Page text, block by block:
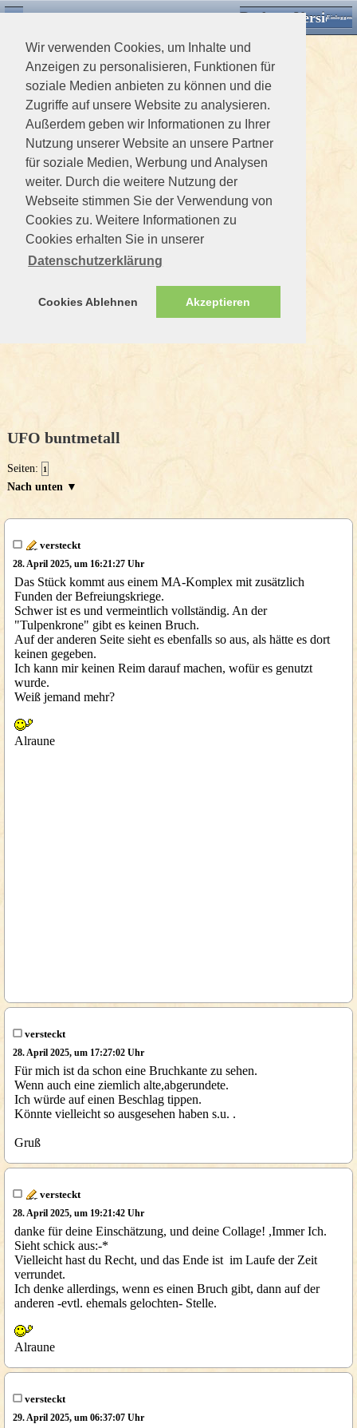
Wir verwenden Cookies, um Inhalte und
Anzeigen zu personalisieren, Funktionen für
soziale Medien anbieten zu können und die
Zugriffe auf unsere Website zu analysieren.
Außerdem geben wir Informationen zu Ihrer
Nutzung unserer Website an unsere Partner
für soziale Medien, Werbung und Analysen
weiter. Durch die weitere Nutzung der
Webseite stimmen Sie der Verwendung von
Cookies zu. Weitere Informationen zu
Cookies erhalten Sie in unserer
Datenschutzerklärung
Cookies Ablehnen Akzeptieren
Desktop VersionEinloggen
UFO buntmetall
Seiten: 1
Nach unten ▼
versteckt
28. April 2025, um 16:21:27 Uhr
Das Stück kommt aus einem MA-Komplex mit zusätzlich
Funden der Befreiungskriege.
Schwer ist es und vermeintlich vollständig. An der
"Tulpenkrone" gibt es keinen Bruch.
Auf der anderen Seite sieht es ebenfalls so aus, als hätte es dort
keinen gegeben.
Ich kann mir keinen Reim darauf machen, wofür es genutzt
wurde.
Weiß jemand mehr?
Alraune
versteckt
28. April 2025, um 17:27:02 Uhr
Für mich ist da schon eine Bruchkante zu sehen.
Wenn auch eine ziemlich alte,abgerundete.
Ich würde auf einen Beschlag tippen.
Könnte vielleicht so ausgesehen haben s.u. .
Gruß
versteckt
28. April 2025, um 19:21:42 Uhr
danke für deine Einschätzung, und deine Collage! ,Immer Ich.
Sieht schick aus:-*
Vielleicht hast du Recht, und das Ende ist im Laufe der Zeit
verrundet.
Ich denke allerdings, wenn es einen Bruch gibt, dann auf der
anderen -evtl. ehemals gelochten- Stelle.
Alraune
versteckt
29. April 2025, um 06:37:07 Uhr